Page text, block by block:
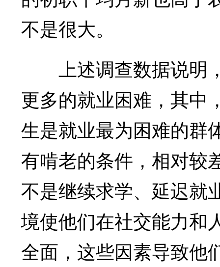
不是很大。
上述调查数据说明
更多的就业困难，其中
生是就业最为困难的群
有啃老的条件，相对较
不是继续求学、延迟就
境使他们在社交能力和
全面，这些因素导致他